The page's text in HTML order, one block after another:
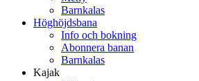
Barnkalas
Höghöjdsbana
Info och bokning
Abonnera banan
Barnkalas
Kajak